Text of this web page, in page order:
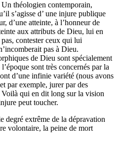
théologien contemporain,
s’agisse d’ une injure publique
d’une atteinte, à l’honneur de
aux attributs de Dieu, lui en
contester ceux qui lui
pas à Dieu.
de Dieu sont spécialement
sont très concernés par la
d’une infinie variété (nous avons
par exemple, jurer par des
qui en dit long sur la vision
peut toucher.
degré extrême de la dépravation
volontaire, la peine de mort